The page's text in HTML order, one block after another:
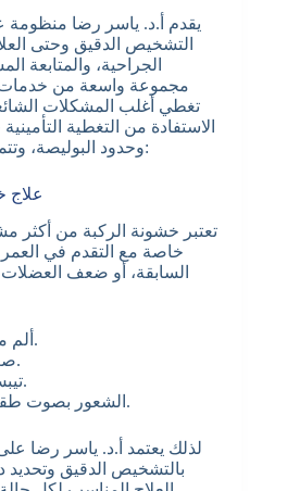
يقدم أ.د. ياسر رضا منظومة
التشخيص الدقيق وحتى
الجراحية، والمتابعة
مجموعة واسعة من خدمات
تغطي أغلب المشكلات
الاستفادة من التغطية
وحدود البوليصة، وتتمثل أهم خدماته فيما يلي:
علاج
تعتبر خشونة الركبة من أكثر
خاصة مع التقدم في العمر
السابقة، أو ضعف العضلات
ألم متكرر أثناء الحركة.
صعوبة صعود السلم.
تيبس المفصل صباحًا.
الشعور بصوت طقطقة داخل الركبة.
لذلك يعتمد أ.د. ياسر رضا
بالتشخيص الدقيق وتحديد